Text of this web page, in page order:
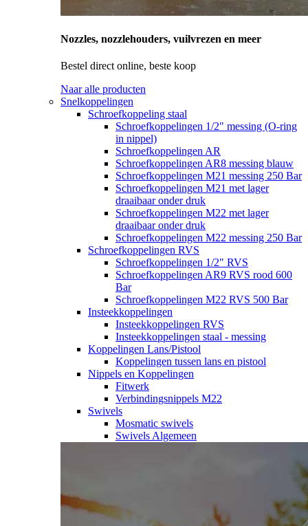
Nozzles, nozzlehouders, vuilvrezen en meer
Bestel direct online, beste koop
Naar alle producten
Snelkoppelingen
Schroefkoppeling staal
Schroefkoppelingen 1/2" messing (O-ring
in nippel)
Schroefkoppelingen AR
Schroefkoppelingen AR8 messing blauw
Schroefkoppelingen M21 messing 250 Bar
Schroefkoppelingen M21 met lager
draaibaar onder druk
Schroefkoppelingen M22 met lager
draaibaar onder druk
Schroefkoppelingen M22 messing 250 Bar
Schroefkoppelingen RVS
Schroefkoppelingen 1/2" RVS
Schroefkoppelingen AR9 RVS rood 600
Bar
Schroefkoppelingen M22 RVS 500 Bar
Insteekkoppelingen
Insteekkoppelingen RVS
Insteekkoppelingen staal - messing
Koppelingen Lans/Pistool
Koppelingen tussen lans en pistool
Nippels en Koppelingen
Fitwerk
Verbindingsnippels M22
Swivels
Mosmatic swivels
Swivels Algemeen